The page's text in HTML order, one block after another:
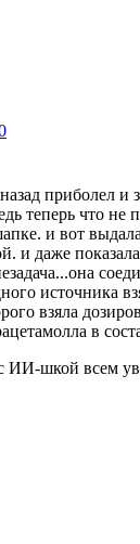
приболел и
теперь что не
и вот
и даже
источника
взяла
в
с ИИ-шкой всем